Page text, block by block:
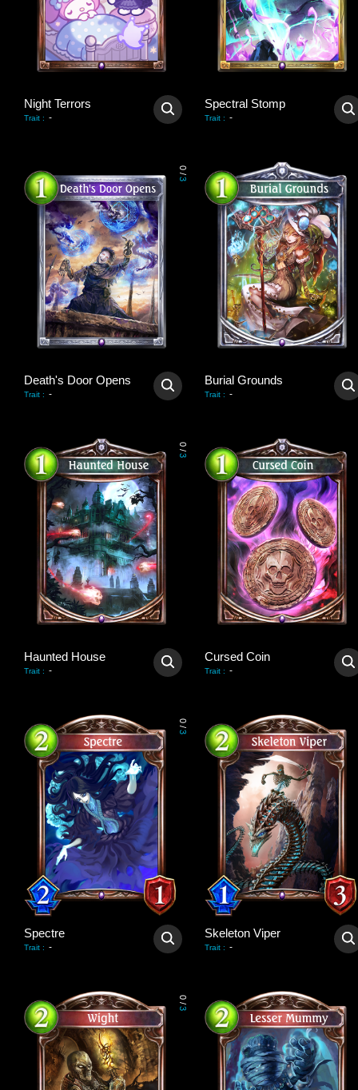
Night Terrors
Trait : -
Spectral Stomp
Trait : -
0
/
3
Death's Door Opens
Trait : -
Burial Grounds
Trait : -
0
/
3
Haunted House
Trait : -
Cursed Coin
Trait : -
0
/
3
Spectre
Trait : -
Skeleton Viper
Trait : -
0
/
3